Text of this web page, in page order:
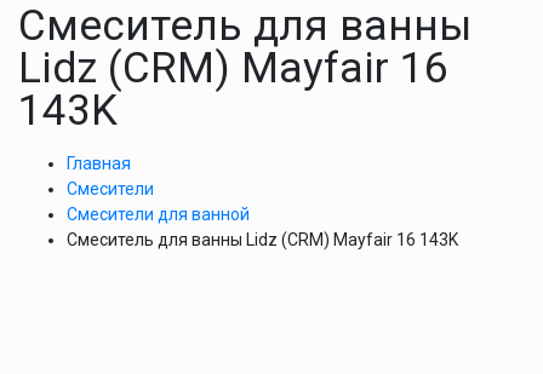
Смеситель для ванны
Lidz (CRM) Mayfair 16
143K
Главная
Смесители
Смесители для ванной
Смеситель для ванны Lidz (CRM) Mayfair 16 143K